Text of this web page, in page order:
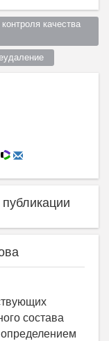
качества
состава